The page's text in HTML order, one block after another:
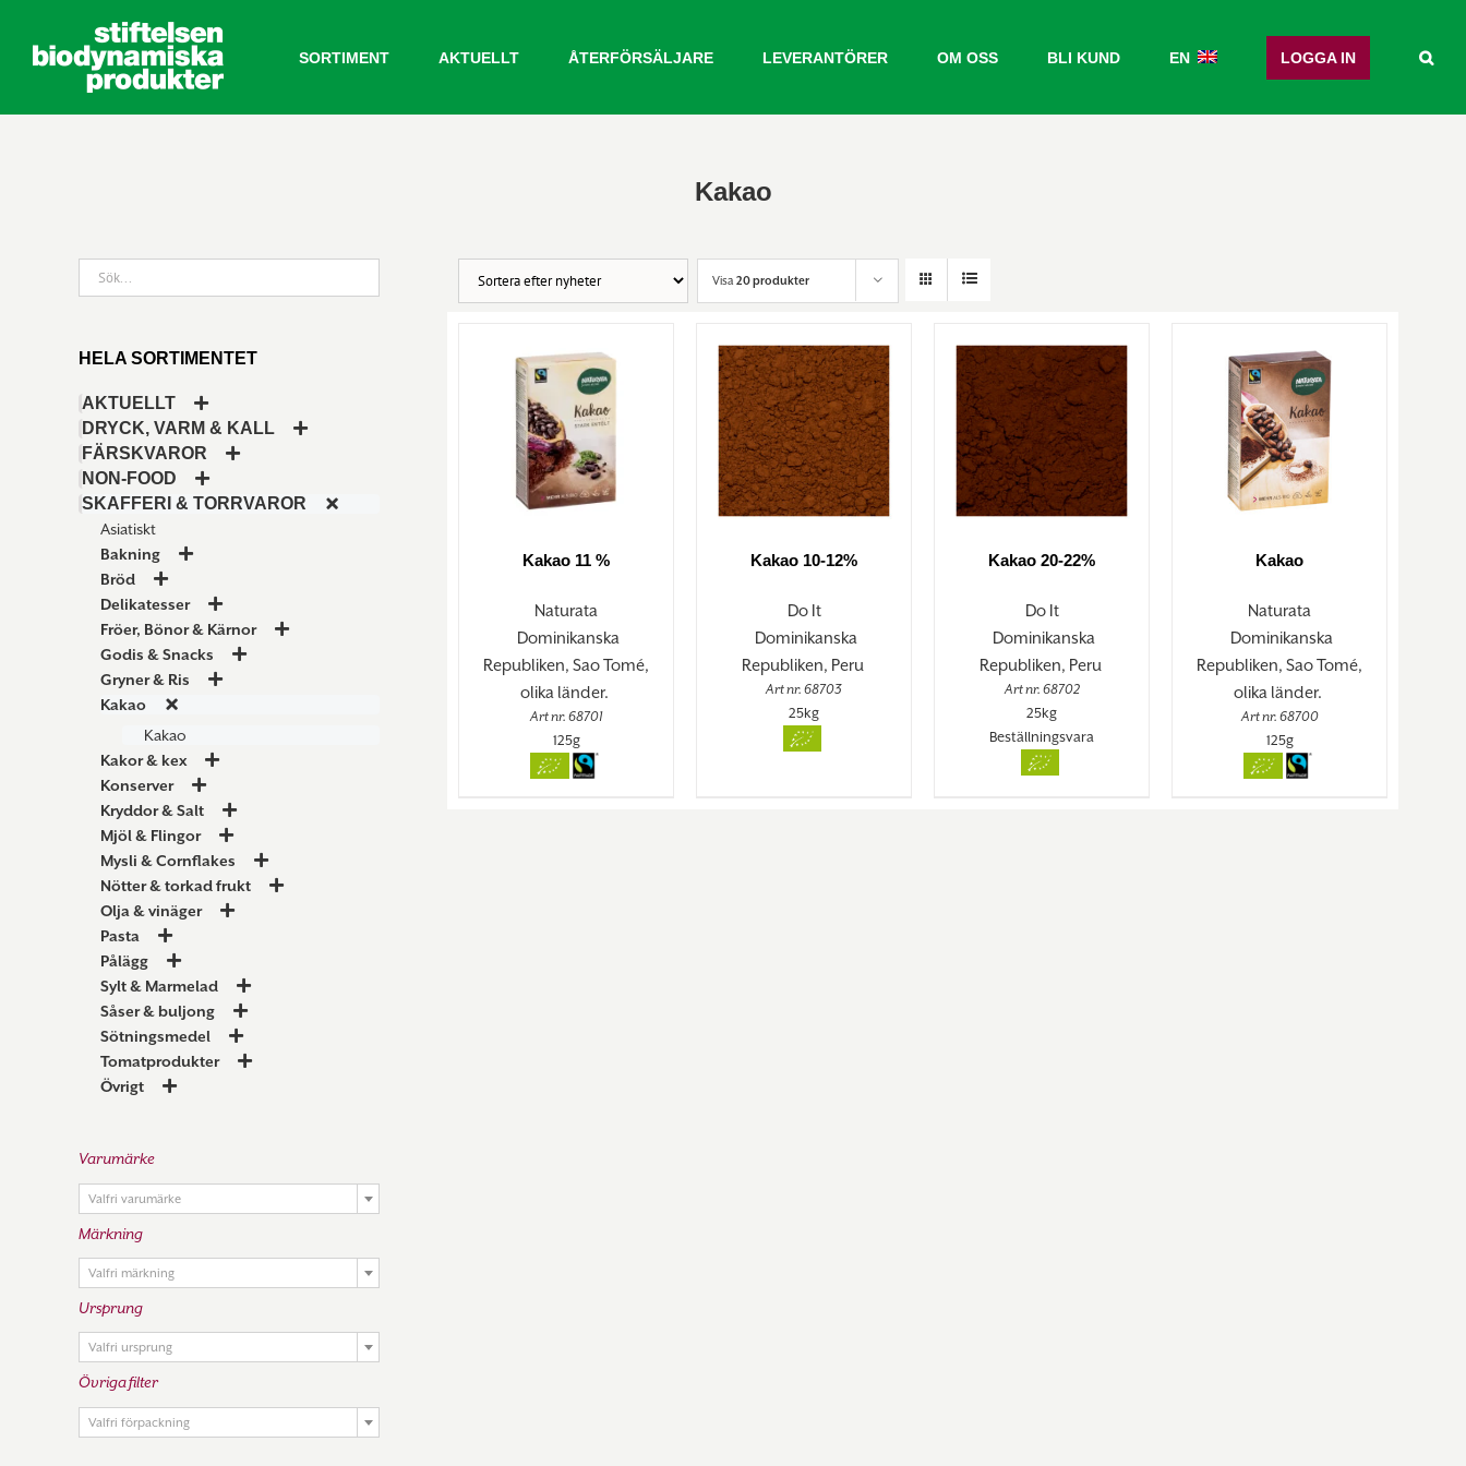
innehållet
SORTIMENT AKTUELLT ÅTERFÖRSÄLJARE LEVERANTÖRER OM OSS BLI KUND EN LOGGA IN
Kakao
Visa 20 produkter
Kakao 11 %
Naturata
Dominikanska
Republiken, Sao Tomé,
olika länder.
Art nr. 68701
125g
Kakao 10-12%
Do It
Dominikanska
Republiken, Peru
Art nr. 68703
25kg
Kakao 20-22%
Do It
Dominikanska
Republiken, Peru
Art nr. 68702
25kg
Beställningsvara
Kakao
Naturata
Dominikanska
Republiken, Sao Tomé,
olika länder.
Art nr. 68700
125g
HELA SORTIMENTET
AKTUELLT
DRYCK, VARM & KALL
FÄRSKVAROR
NON-FOOD
SKAFFERI & TORRVAROR
Asiatiskt
Bakning
Bröd
Delikatesser
Fröer, Bönor & Kärnor
Godis & Snacks
Gryner & Ris
Kakao
Kakao
Kakor & kex
Konserver
Kryddor & Salt
Mjöl & Flingor
Mysli & Cornflakes
Nötter & torkad frukt
Olja & vinäger
Pasta
Pålägg
Sylt & Marmelad
Såser & buljong
Sötningsmedel
Tomatprodukter
Övrigt
Varumärke
Valfri varumärke
Märkning
Valfri märkning
Ursprung
Valfri ursprung
Övriga filter
Valfri förpackning